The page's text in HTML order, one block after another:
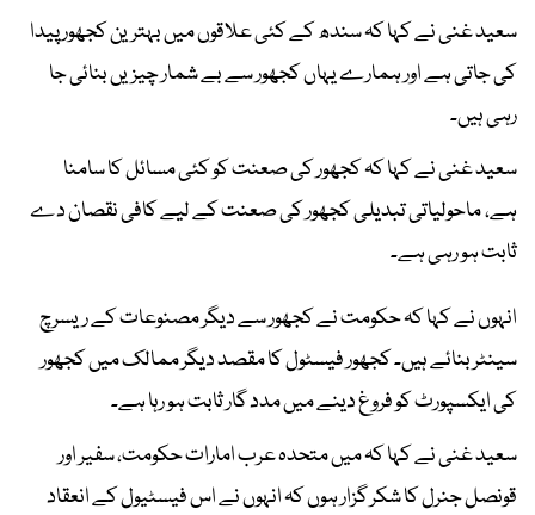
سعید غنی نے کہا کہ سندھ کے کئی علاقوں میں بہترین کجھور پیدا
کی جاتی ہے اور ہمارے یہاں کجھور سے بے شمار چیزیں بنائی جا
رہی ہیں۔
سعید غنی نے کہا کہ کجھور کی صعنت کو کئی مسائل کا سامنا
ہے، ماحولیاتی تبدیلی کجھور کی صعنت کے لیے کافی نقصان دے
ثابت ہو رہی ہے۔
انہوں نے کہا کہ حکومت نے کجھور سے دیگر مصنوعات کے ریسرچ
سینٹر بنائے ہیں۔ کجھور فیسٹول کا مقصد دیگر ممالک میں کجھور
کی ایکسپورٹ کو فروغ دینے میں مدد گار ثابت ہو رہا ہے۔
سعید غنی نے کہا کہ میں متحدہ عرب امارات حکومت، سفیر اور
قونصل جنرل کا شکر گزار ہوں کہ انہوں نے اس فیسٹیول کے انعقاد